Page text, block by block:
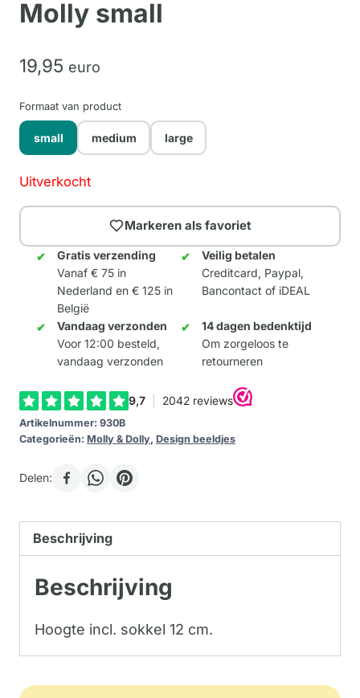
Molly small
19,95 euro
Formaat van product
small medium large
Uitverkocht
Markeren als favoriet
Gratis verzending
Vanaf € 75 in
Nederland en € 125 in
België
Veilig betalen
Creditcard, Paypal,
Bancontact of iDEAL
Vandaag verzonden
Voor 12:00 besteld,
vandaag verzonden
14 dagen bedenktijd
Om zorgeloos te
retourneren
Artikelnummer: 930B
Categorieën: Molly & Dolly, Design beeldjes
Delen:
Beschrijving
Beschrijving
Hoogte incl. sokkel 12 cm.